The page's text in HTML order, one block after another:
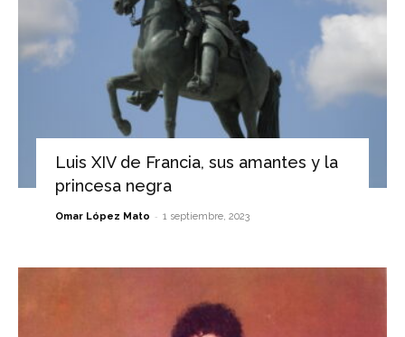
Luis XIV de Francia, sus amantes y la
princesa negra
Omar López Mato - 1 septiembre, 2023